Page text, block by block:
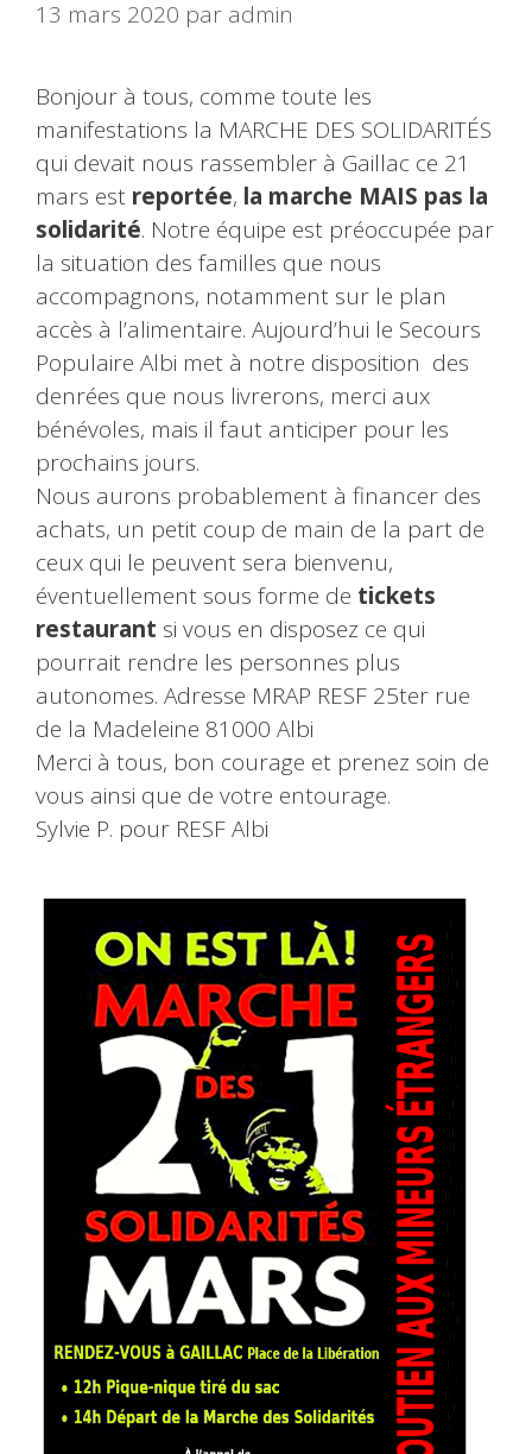
13 mars 2020 par admin
Bonjour à tous, comme toute les
manifestations la MARCHE DES SOLIDARITÉS
qui devait nous rassembler à Gaillac ce 21
mars est reportée, la marche MAIS pas la
solidarité. Notre équipe est préoccupée par
la situation des familles que nous
accompagnons, notamment sur le plan
accès à l’alimentaire. Aujourd’hui le Secours
Populaire Albi met à notre disposition des
denrées que nous livrerons, merci aux
bénévoles, mais il faut anticiper pour les
prochains jours.
Nous aurons probablement à financer des
achats, un petit coup de main de la part de
ceux qui le peuvent sera bienvenu,
éventuellement sous forme de tickets
restaurant si vous en disposez ce qui
pourrait rendre les personnes plus
autonomes. Adresse MRAP RESF 25ter rue
de la Madeleine 81000 Albi
Merci à tous, bon courage et prenez soin de
vous ainsi que de votre entourage.
Sylvie P. pour RESF Albi